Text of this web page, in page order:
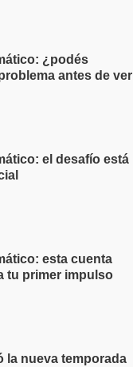
¿podés
antes de ver
el desafío está
esta cuenta
tu primer impulso
la nueva temporada